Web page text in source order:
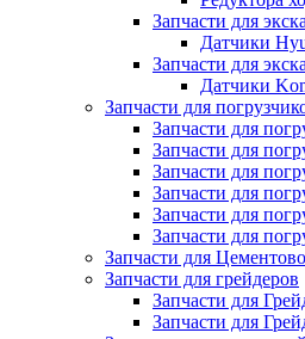
Запчасти для
Датчики
Запчасти для
Датчики
Запчасти для
Запчасти для
Запчасти для
Запчасти для
Запчасти для
Запчасти для
Запчасти для
Запчасти для
Запчасти для грейдеров
Запчасти для
Запчасти для